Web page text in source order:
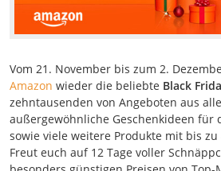
Vom 21. November bis zum 2.
Amazon wieder die beliebte Black
zehntausenden von Angeboten aus
außergewöhnliche Geschenkideen für
sowie viele weitere Produkte mit bis zu
Freut euch auf 12 Tage voller